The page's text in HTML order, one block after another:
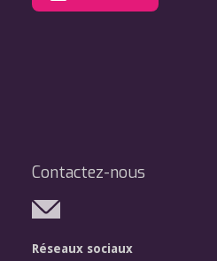
Contactez-nous
Réseaux sociaux